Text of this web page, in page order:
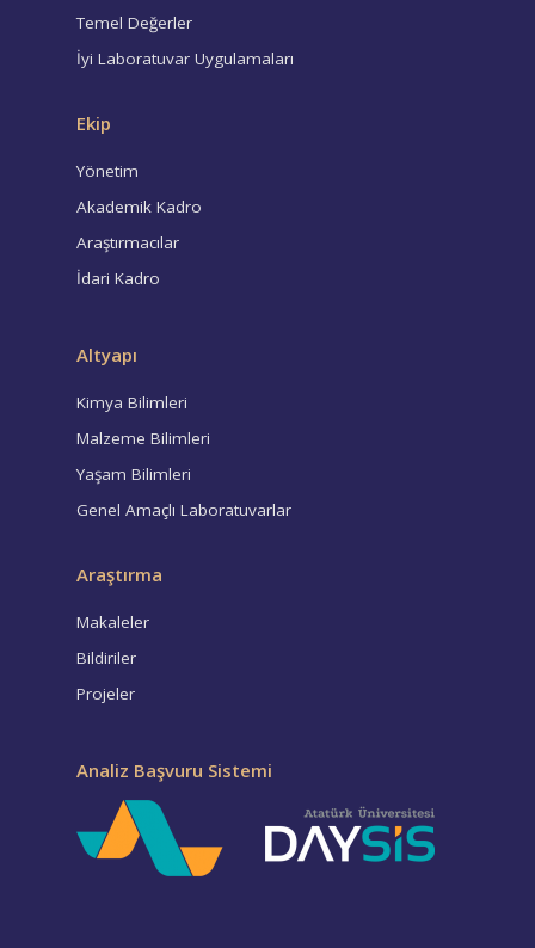
Temel Değerler
İyi Laboratuvar Uygulamaları
Ekip
Yönetim
Akademik Kadro
Araştırmacılar
İdari Kadro
Altyapı
Kimya Bilimleri
Malzeme Bilimleri
Yaşam Bilimleri
Genel Amaçlı Laboratuvarlar
Araştırma
Makaleler
Bildiriler
Projeler
Analiz Başvuru Sistemi